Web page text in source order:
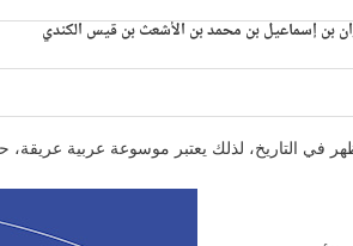
بن إسماعيل بن محمد بن الأشعث بن قيس الكندي
لذلك يعتبر موسوعة عربية عريقة،